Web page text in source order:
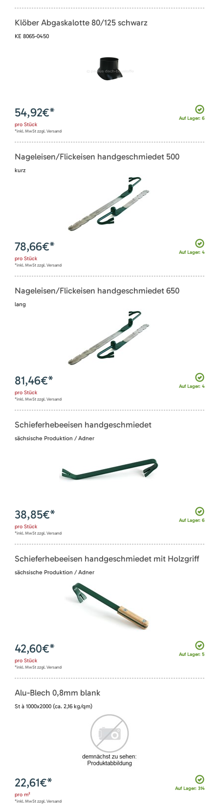
Klöber Abgaskalotte 80/125 schwarz
KE 8065-0450
Auf Lager: 6
54,92€*
pro Stück
*inkl. MwSt zzgl. Versand
Nageleisen/Flickeisen handgeschmiedet 500
kurz
Auf Lager: 4
78,66€*
pro Stück
*inkl. MwSt zzgl. Versand
Nageleisen/Flickeisen handgeschmiedet 650
lang
Auf Lager: 4
81,46€*
pro Stück
*inkl. MwSt zzgl. Versand
Schieferhebeeisen handgeschmiedet
sächsische Produktion / Adner
Auf Lager: 6
38,85€*
pro Stück
*inkl. MwSt zzgl. Versand
Schieferhebeeisen handgeschmiedet mit Holzgriff
sächsische Produktion / Adner
Auf Lager: 5
42,60€*
pro Stück
*inkl. MwSt zzgl. Versand
Alu-Blech 0,8mm blank
St à 1000x2000 (ca. 2,16 kg/qm)
Auf Lager: 314
22,61€*
pro m²
*inkl. MwSt zzgl. Versand